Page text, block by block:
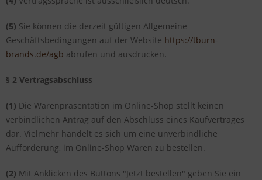
(5) Sie können die derzeit gültigen Allgemeine
Geschäftsbedingungen auf der Website https://tburn-
brands.de/agb abrufen und ausdrucken.
§ 2 Vertragsabschluss
(1) Die Warenpräsentation im Online-Shop stellt keinen
verbindlichen Antrag auf den Abschluss eines Kaufvertrages
dar. Vielmehr handelt es sich um eine unverbindliche
Aufforderung, im Online-Shop Waren zu bestellen.
(2) Mit Anklicken des Buttons "Jetzt bestellen" geben Sie ein